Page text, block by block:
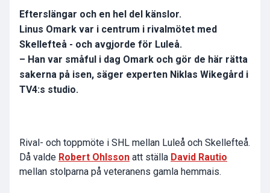
Efterslängar och en hel del känslor.
Linus Omark var i centrum i rivalmötet med
Skellefteå - och avgjorde för Luleå.
– Han var småful i dag Omark och gör de här rätta
sakerna på isen, säger experten Niklas Wikegård i
TV4:s studio.
Rival- och toppmöte i SHL mellan Luleå och Skellefteå.
Då valde Robert Ohlsson att ställa David Rautio
mellan stolparna på veteranens gamla hemmais.